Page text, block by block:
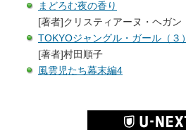
まどろむ夜の香り
[著者]クリスティアーヌ・ヘガン
TOKYOジャングル・ガール（３）
[著者]村田順子
風雲児たち幕末編4